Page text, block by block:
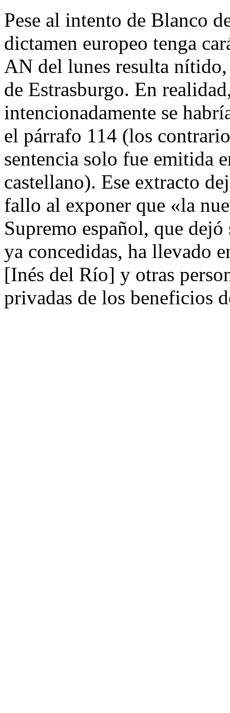
Pese al intento de Blanco
dictamen europeo tenga
AN del lunes resulta
de Estrasburgo. En
intencionadamente se
el párrafo 114 (los
sentencia solo fue emitida
castellano). Ese extracto
fallo al exponer que «la
Supremo español, que
ya concedidas, ha llevado
[Inés del Río] y otras
privadas de los beneficios